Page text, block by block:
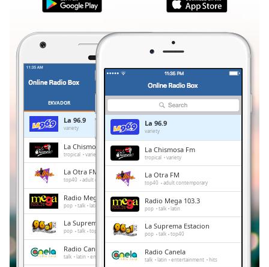
Duration-:-
0.00%
Stream
TypeLIVE
Seek to
LIVE
Remaining
Time-
Playback
Chapters
Chapters
EKVADOR
La 96.9
variety
La Chismosa Fm
tropical variety
La Otra FM
top40 adult contemporary
Radio Mega 103.3
pop talk latin
La Suprema Estacion
pop talk top40
Radio Canela
talk latin entertainment hits
La 96.9
variety
La Chismosa Fm
tropical variety
La Otra FM
top40 adult contemporary
Radio Mega 103.3
pop talk latin
La Suprema Estacion
pop talk top40
Radio Canela
talk latin entertainment hits